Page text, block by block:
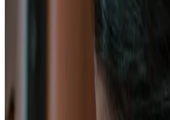
Manizales, Villamaría
Cumbre Nevado Santa Isabel